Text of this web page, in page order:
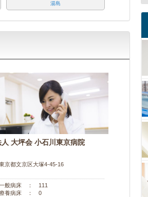
湯島
大坪会 小石川東京病院
京都文京区大塚4-45-16
般病床 ： 111
養病床 ： 0